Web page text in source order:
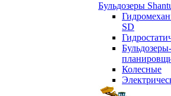
Бульдозеры
SD
Бульдозеры-
Колесные